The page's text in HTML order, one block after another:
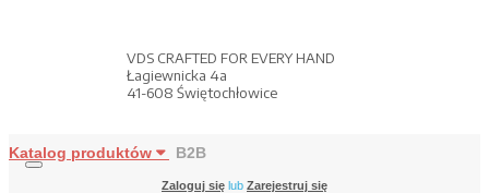
VDS CRAFTED FOR EVERY HAND
Łagiewnicka 4a
41-608 Świętochłowice
Katalog produktów B2B
Zaloguj się lub Zarejestruj się